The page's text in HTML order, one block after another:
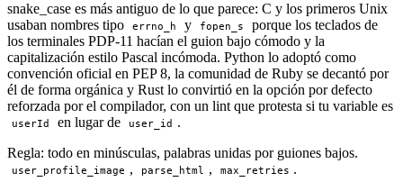
snake_case es más antiguo de lo que parece: C y los primeros Unix
usaban nombres tipo
errno_h y fopen_s
porque los teclados de
los terminales PDP-11 hacían el guion bajo cómodo y la
capitalización estilo Pascal incómoda. Python lo adoptó como
convención oficial en PEP 8, la comunidad de Ruby se decantó por
él de forma orgánica y Rust lo convirtió en la opción por defecto
reforzada por el compilador, con un lint que protesta si tu variable es
userId en lugar de user_id
.
Regla: todo en minúsculas, palabras unidas por guiones bajos.
user_profile_image , parse_html , max_retries .